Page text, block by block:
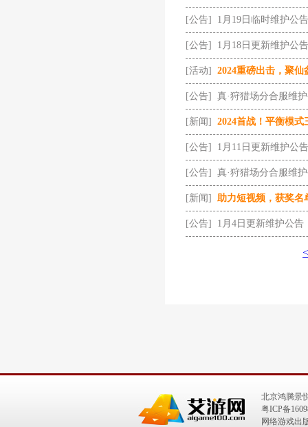
[公告] 1月19日临时维护公告
[公告] 1月18日更新维护公告
[活动] 2024重磅出击，聚
[公告] 真·狩猎场分合服维
[新闻] 2024首战！平衡模
[公告] 1月11日更新维护公告
[公告] 真·狩猎场分合服维
[新闻] 助力短视频，获奖名
[公告] 1月4日更新维护公告
<
北京鸿腾景
粤ICP备
网络游戏出